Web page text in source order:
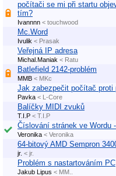
počítači se mi při startu
tím?
Ivannnn < touchwood
Mc.Word
Ivulik < Prasak
Veřejná IP adresa
Michal.Maniak < Ratu
Batlefield 2142-problém
MMB < MKc
Jak zabezpečit počítač proti
Pavka < L-Core
Balíčky MIDI zvuků
T.I.P < T.I.P
Číslování stránek ve Wordu
Veronika < Veronika
64-bitový AMD Sempron
jr. < jr.
Problém s nastartováním PC
Jakub Lipus < MM..